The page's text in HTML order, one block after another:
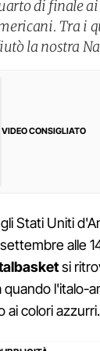
di finale
Tra i
la nostra
VIDEO CONSIGLIATO
Stati Uniti
alle
si
quando l'italo-
ai colori azzurri.